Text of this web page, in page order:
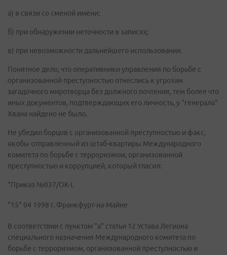
а) в связи со сменой имени;
б) при обнаружении неточности в записях;
в) при невозможности дальнейшего использования.
Понятное дело, что оперативники управления по борьбе с
организованной преступностью отнеслись к угрозам
загадочного миротворца без должного почтения, тем более что
иных документов, подтверждающих его личность, у "генерала"
Хвана найдено не было.
Не убедил борцов с организованной преступностью и факс,
якобы отправленный из штаб-квартиры Международного
комитета по борьбе с терроризмом, организованной
преступностью и коррупцией, который гласил:
"Приказ №037/ОК-L
"15" 04 1998 г. Франкфурт-на-Майне
В соответствии с пунктом "а" статьи 12 Устава Легиона
специального назначения Международного комитета по
борьбе с терроризмом, организованной преступностью и